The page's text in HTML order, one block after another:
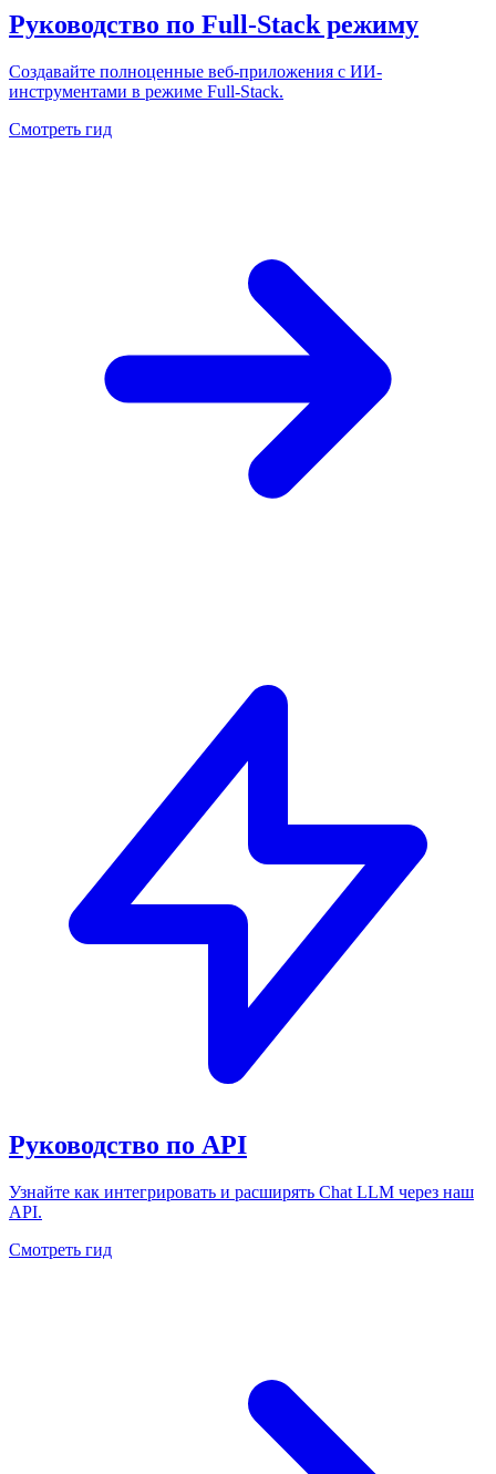
Руководство по Full-Stack режиму
Создавайте полноценные веб-приложения с ИИ-
инструментами в режиме Full-Stack.
Смотреть гид
Руководство по API
Узнайте как интегрировать и расширять Chat LLM через наш
API.
Смотреть гид